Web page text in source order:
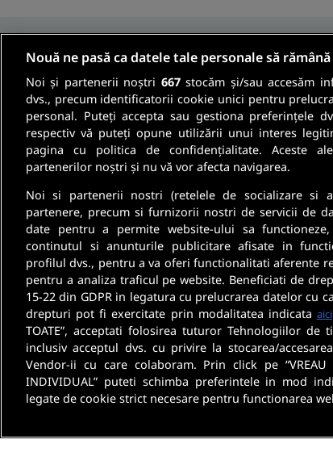
Fii informat
Aboneaza-te la newsletter-ul nostru
oferte de munca si informatii despre
Nouă ne pasă ca datele tale personale să
Noi și partenerii noștri 667stocăm și/sau accesăm
dvs., precum identificatorii cookie unici pentru
personal. Puteți accepta sau gestiona preferințele
respectiv vă puteți opune utilizării unui interes
pagina cu politica de confidențialitate. Aceste
partenerilor noștri și nu vă vor afecta navigarea.
Noi si partenerii nostri (retelele de socializare si
partenere, precum si furnizorii nostri de servicii de
date pentru a permite website-ului sa
continutul si anunturile publicitare afisate in
profilul dvs., pentru a va oferi functionalitati aferente
pentru a analiza traficul pe website. Beneficiati de
15-22 din GDPR in legatura cu prelucrarea datelor cu
drepturi pot fi exercitate prin modalitatea indicata aici
TOATE”, acceptati folosirea tuturor Tehnologiilor de
inclusiv acceptul dvs. cu privire la stocarea/
Vendor-ii cu care colaboram. Prin click pe “VREAU
INDIVIDUAL” puteti schimba preferintele in mod
legate de cookie strict necesare pentru functionarea